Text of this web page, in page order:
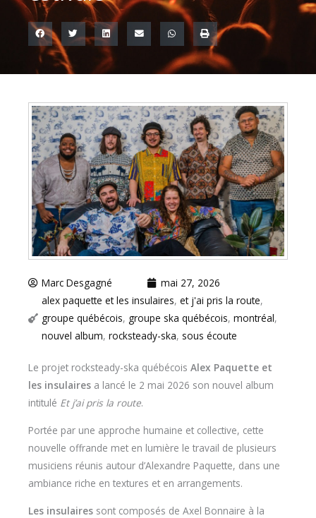
Marc Desgagné
mai 27, 2026
alex paquette et les insulaires, et j'ai pris la route,
groupe québécois, groupe ska québécois, montréal,
nouvel album, rocksteady-ska, sous écoute
Le projet rocksteady-ska québécois Alex Paquette et
les insulaires a lancé le 2 mai 2026 son nouvel album
intitulé Et j’ai pris la route.
Portée par une approche humaine et collective, cette
nouvelle offrande met en lumière le travail de plusieurs
musiciens réunis autour d’Alexandre Paquette, dans une
ambiance riche en textures et en arrangements.
Les insulaires sont composés de Axel Bonnaire à la